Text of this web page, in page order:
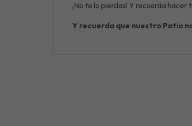
¡No te lo pierdas! Y recuerda
Y recuerda que nuestro Patio